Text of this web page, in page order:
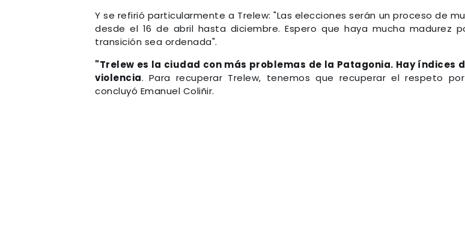
Y se refirió particularmente a Trelew: "Las elecciones serán un proceso de
desde el 16 de abril hasta diciembre. Espero que haya mucha madurez
transición sea ordenada".
"Trelew es la ciudad con más problemas de la Patagonia. Hay índices
violencia. Para recuperar Trelew, tenemos que recuperar el respeto
concluyó Emanuel Coliñir.